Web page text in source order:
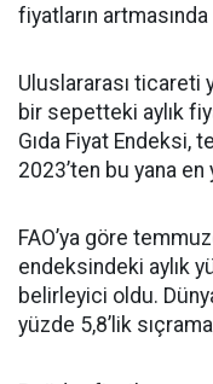
fiyatların